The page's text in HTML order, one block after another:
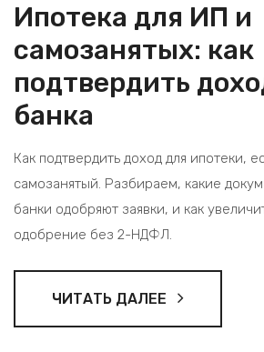
Ипотека для ИП и
самозанятых: как
подтвердить
банка
Как подтвердить доход для ипотеки,
самозанятый. Разбираем, какие
банки одобряют заявки, и как
одобрение без 2-НДФЛ.
ЧИТАТЬ ДАЛЕЕ